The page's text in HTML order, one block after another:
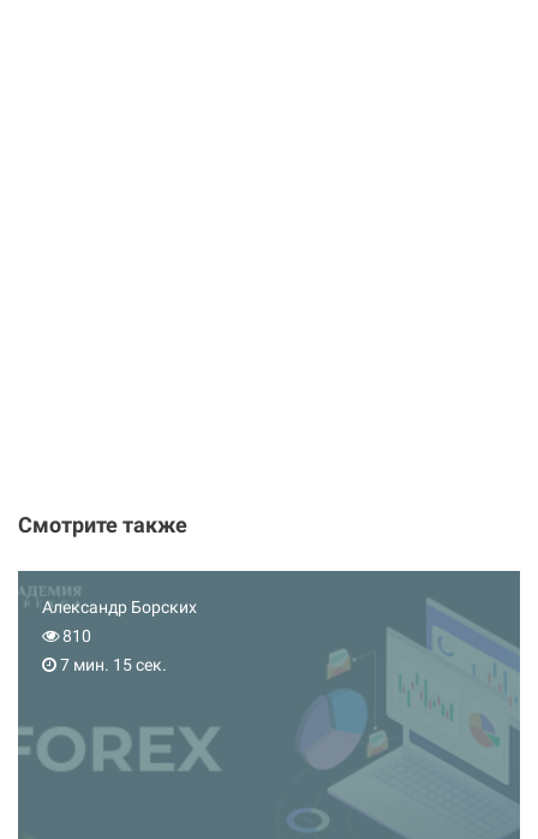
Смотрите также
Александр Борских
810
7 мин. 15 сек.